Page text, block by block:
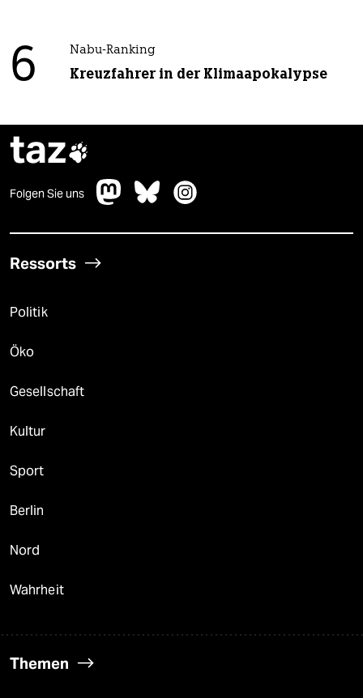
6 Nabu-Ranking
Kreuzfahrer in der Klimaapokalypse
taz
Folgen Sie uns
Ressorts
Politik
Öko
Gesellschaft
Kultur
Sport
Berlin
Nord
Wahrheit
Themen